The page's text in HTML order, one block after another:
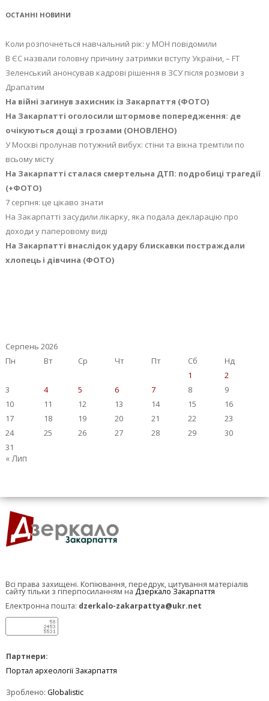
ОСТАННІ НОВИНИ
Коли розпочнеться навчальний рік: у МОН повідомили
В ЄС назвали головну причину затримки вступу України, – FT
Зеленський анонсував кадрові рішення в ЗСУ після розмови з
Драпатим
На війні загинув захисник із Закарпаття (ФОТО)
На Закарпатті оголосили штормове попередження: де
очікуються дощі з грозами (ОНОВЛЕНО)
У Москві пролунав потужний вибух: стіни та вікна тремтіли по
всьому місту
На Закарпатті сталася смертельна ДТП: подробиці трагедії
(+ФОТО)
7 серпня: це цікаво знати
На Закарпатті засудили лікарку, яка подала декларацію про
доходи у паперовому виді
На Закарпатті внаслідок удару блискавки постраждали
хлопець і дівчина (ФОТО)
Серпень 2026
Пн
Вт Ср Чт Пт Сб
Нд
1
2
3
4 5 6 7 8
9
10
11 12 13 14 15
16
17
18 19 20 21 22
23
24
25 26 27 28 29
30
31
« Лип
Всі права захищені. Копіювання, передрук, цитування матеріалів
сайту тільки з гіперпосиланням на Дзеркало Закарпаття
Електронна пошта: dzerkalo-zakarpattya@ukr.net
Партнери:
Портал археології Закарпаття
Зроблено: Globalistic